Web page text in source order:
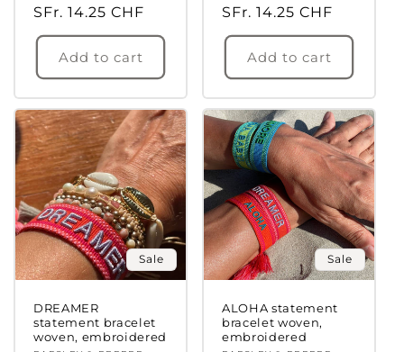
price
price
SFr. 14.25 CHF
Add to cart
price
price
SFr. 14.25 CHF
Add to cart
Sale
DREAMER
statement bracelet
woven, embroidered
Sale
ALOHA statement
bracelet woven,
embroidered